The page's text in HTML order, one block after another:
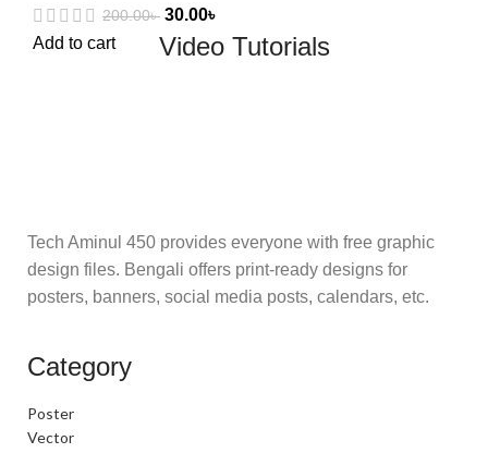
200.00৳ 30.00৳
Add to cart
Video Tutorials
Tech Aminul 450 provides everyone with free graphic
design files. Bengali offers print-ready designs for
posters, banners, social media posts, calendars, etc.
Category
Poster
Vector